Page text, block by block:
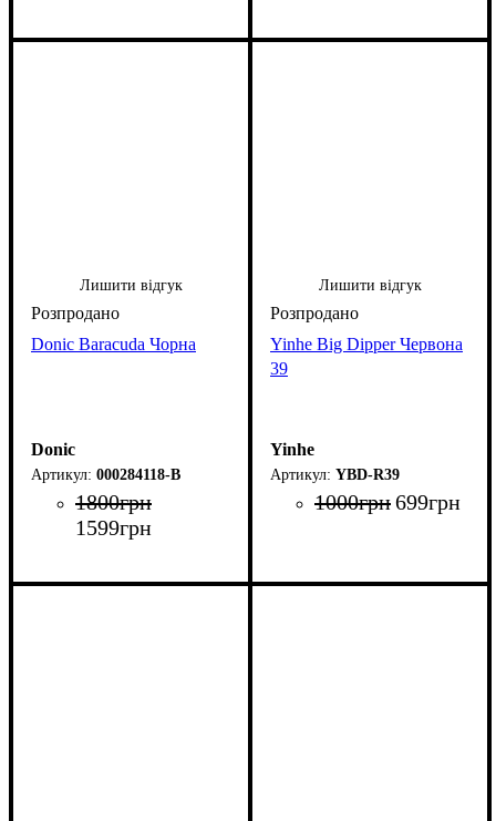
Лишити відгук
Donic Baracuda Чорна
Donic
000284118-B
1800грн
1599грн
Лишити відгук
Yinhe Big Dipper Червона
39
Yinhe
YBD-R39
1000грн699грн